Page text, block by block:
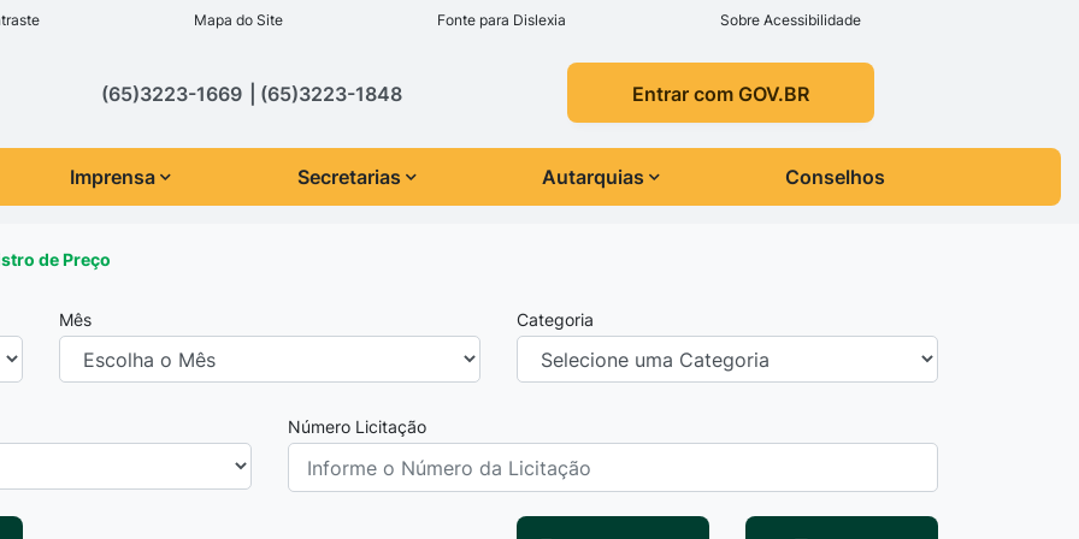
de acessibilidade
Mapa do Site Fonte para Dislexia Sobre Acessibilidade
(65)3223-1669 (65)3223-1848 Entrar com GOV.BR
Imprensa Secretarias Autarquias Conselhos
de Preço
Mês Categoria
Número Licitação